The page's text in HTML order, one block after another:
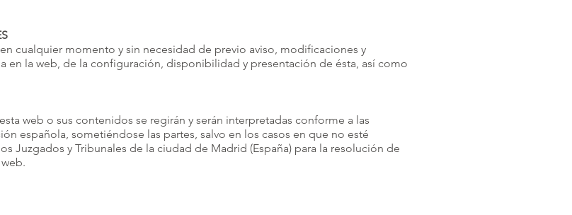
cualquier momento y sin necesidad de previo aviso, modificaciones y
en la web, de la configuración, disponibilidad y presentación de ésta, así como
web o sus contenidos se regirán y serán interpretadas conforme a las
española, sometiéndose las partes, salvo en los casos en que no esté
Juzgados y Tribunales de la ciudad de Madrid (España) para la resolución de